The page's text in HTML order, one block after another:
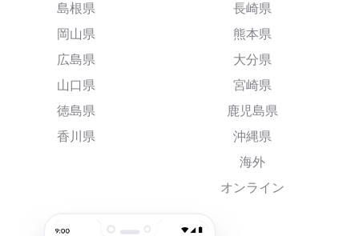
島根県
岡山県
広島県
山口県
徳島県
香川県
長崎県
熊本県
大分県
宮崎県
鹿児島県
沖縄県
海外
オンライン